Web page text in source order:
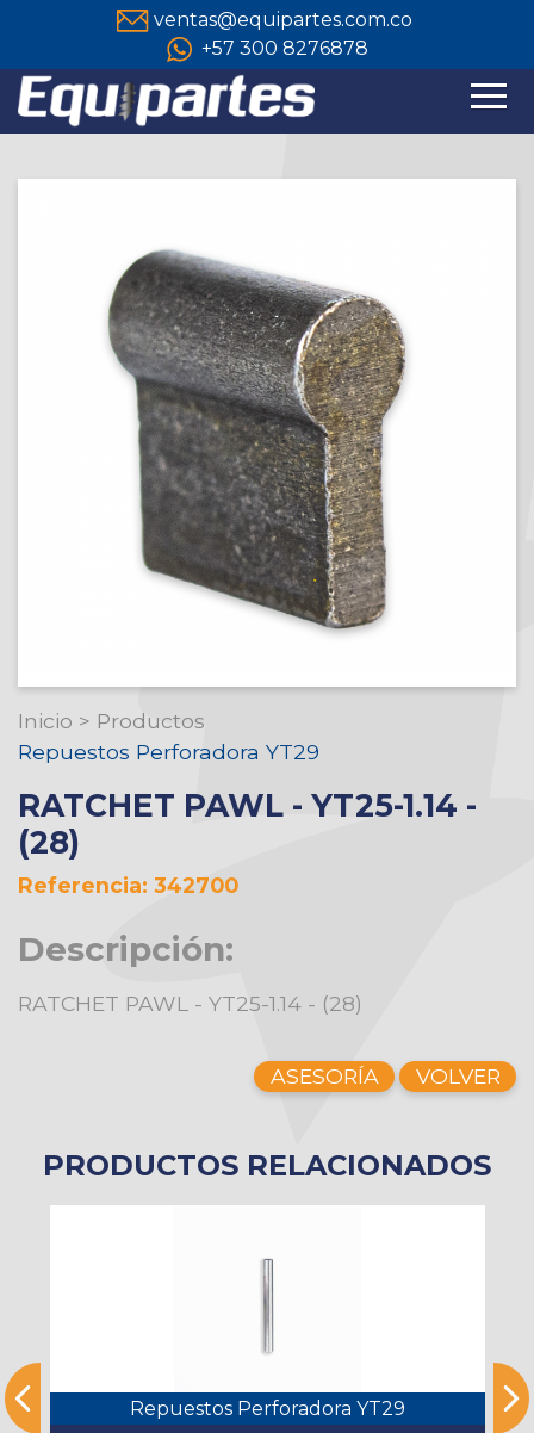
ventas@equipartes.com.co
+57 300 8276878
Inicio > Productos
Repuestos Perforadora YT29
RATCHET PAWL - YT25-1.14 -
(28)
Referencia: 342700
Descripción:
RATCHET PAWL - YT25-1.14 - (28)
ASESORÍA VOLVER
PRODUCTOS RELACIONADOS
Repuestos Perforadora YT29